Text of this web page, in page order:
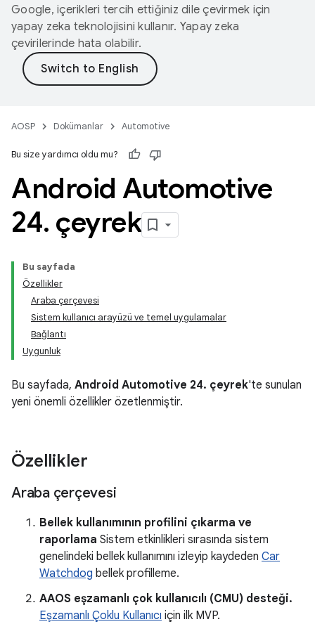
Google, içerikleri tercih ettiğiniz dile çevirmek için
yapay zeka teknolojisini kullanır. Yapay zeka
çevirilerinde hata olabilir.
AOSP Dokümanlar Automotive
Bu size yardımcı oldu mu?
Android Automotive
24. çeyrek
Bu sayfada
Özellikler
Araba çerçevesi
Sistem kullanıcı arayüzü ve temel uygulamalar
Bağlantı
Uygunluk
Bu sayfada, Android Automotive 24. çeyrek'te sunulan
yeni önemli özellikler özetlenmiştir.
Özellikler
Araba çerçevesi
Bellek kullanımının profilini çıkarma ve
raporlama Sistem etkinlikleri sırasında sistem
genelindeki bellek kullanımını izleyip kaydeden Car
Watchdog bellek profilleme.
AAOS eşzamanlı çok kullanıcılı (CMU) desteği.
Eşzamanlı Çoklu Kullanıcı için ilk MVP.